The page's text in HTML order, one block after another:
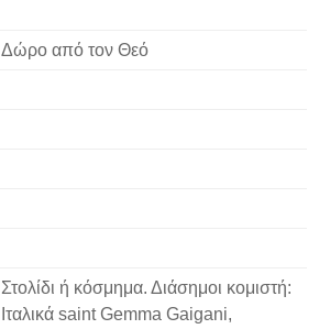
Δώρο από τον Θεό
Στολίδι ή κόσμημα. Διάσημοι κομιστή:
Ιταλικά saint Gemma Gaigani,